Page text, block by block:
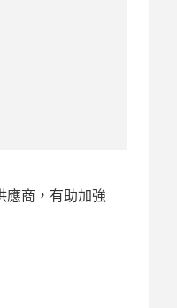
應商，有助加強